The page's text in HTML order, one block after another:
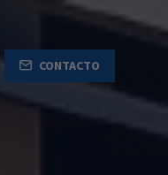
CONTACTO